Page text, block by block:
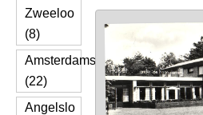
Zweeloo
(8)
Amsterdamscheveld
(22)
Angelslo